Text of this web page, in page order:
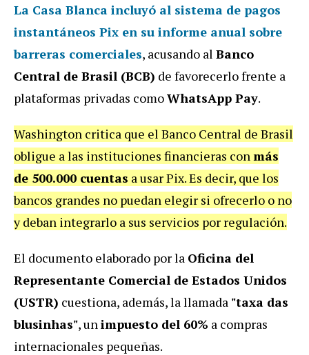
La Casa Blanca incluyó al sistema de pagos
instantáneos Pix en su informe anual sobre
barreras comerciales, acusando al Banco
Central de Brasil (BCB) de favorecerlo frente a
plataformas privadas comoWhatsApp Pay.
Washington critica que el Banco Central de Brasil
obligue a las instituciones financieras conmás
de 500.000 cuentas a usar Pix. Es decir, que los
bancos grandes no puedan elegir si ofrecerlo o no
y deban integrarlo a sus servicios por regulación.
El documento elaborado por la Oficina del
Representante Comercial de Estados Unidos
(USTR) cuestiona, además, la llamada "taxa das
blusinhas", unimpuesto del 60% a compras
internacionales pequeñas.